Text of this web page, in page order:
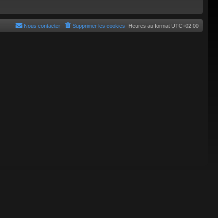
Heures au format UTC+02:00
Supprimer les cookies
Nous contacter